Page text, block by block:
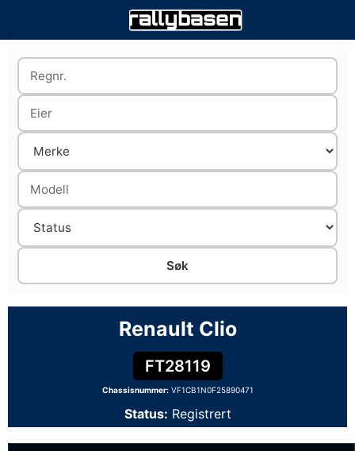
Renault Clio
FT28119
Chassisnummer:VF1CB1N0F25890471
Status: Registrert